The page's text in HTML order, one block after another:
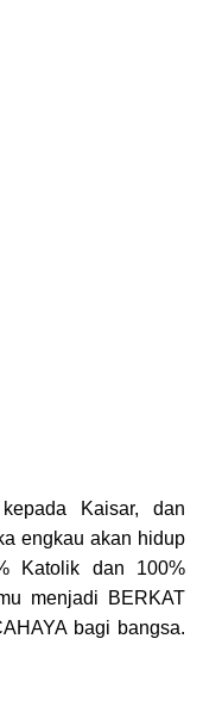
Kaisar, dan
engkau akan hidup
Katolik dan 100%
menjadi BERKAT
bagi bangsa.